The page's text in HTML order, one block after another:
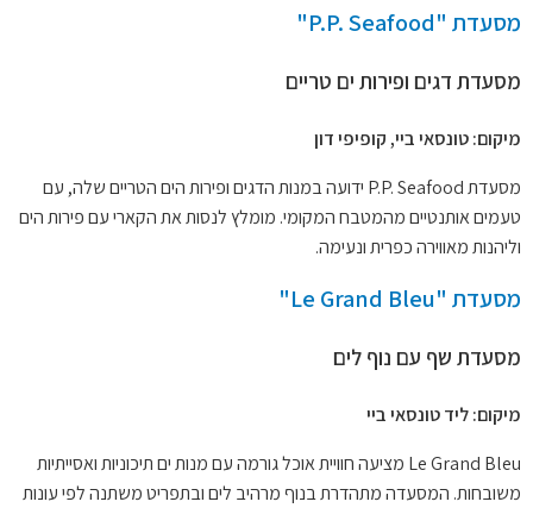
מסעדת "P.P. Seafood"
מסעדת דגים ופירות ים טריים
מיקום: טונסאי ביי, קופיפי דון
מסעדת P.P. Seafood ידועה במנות הדגים ופירות הים הטריים שלה, עם
טעמים אותנטיים מהמטבח המקומי. מומלץ לנסות את הקארי עם פירות הים
וליהנות מאווירה כפרית ונעימה.
מסעדת "Le Grand Bleu"
מסעדת שף עם נוף לים
מיקום: ליד טונסאי ביי
Le Grand Bleu מציעה חוויית אוכל גורמה עם מנות ים תיכוניות ואסייתיות
משובחות. המסעדה מתהדרת בנוף מרהיב לים ובתפריט משתנה לפי עונות